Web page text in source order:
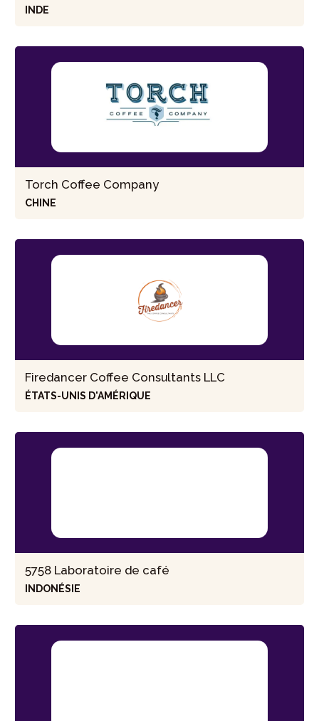
INDE
Torch Coffee Company
CHINE
Firedancer Coffee Consultants LLC
ÉTATS-UNIS D'AMÉRIQUE
5758 Laboratoire de café
INDONÉSIE